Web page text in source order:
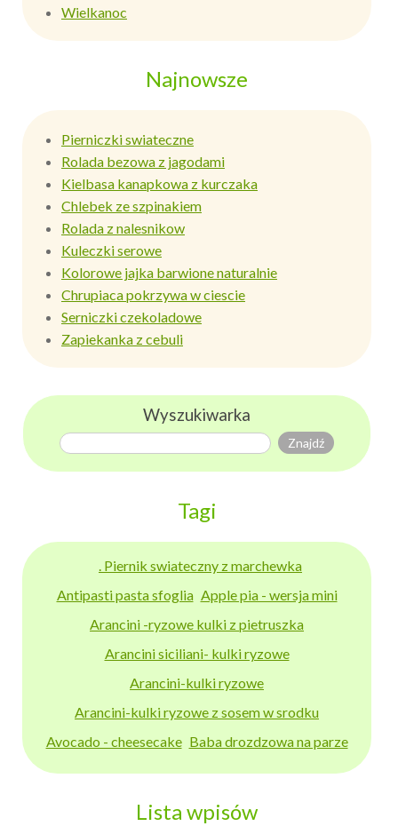
Wielkanoc
Najnowsze
Pierniczki swiateczne
Rolada bezowa z jagodami
Kielbasa kanapkowa z kurczaka
Chlebek ze szpinakiem
Rolada z nalesnikow
Kuleczki serowe
Kolorowe jajka barwione naturalnie
Chrupiaca pokrzywa w ciescie
Serniczki czekoladowe
Zapiekanka z cebuli
Wyszukiwarka
Tagi
. Piernik swiateczny z marchewka
Antipasti pasta sfoglia Apple pia - wersja mini
Arancini -ryzowe kulki z pietruszka
Arancini siciliani- kulki ryzowe
Arancini-kulki ryzowe
Arancini-kulki ryzowe z sosem w srodku
Avocado - cheesecake Baba drozdzowa na parze
Lista wpisów